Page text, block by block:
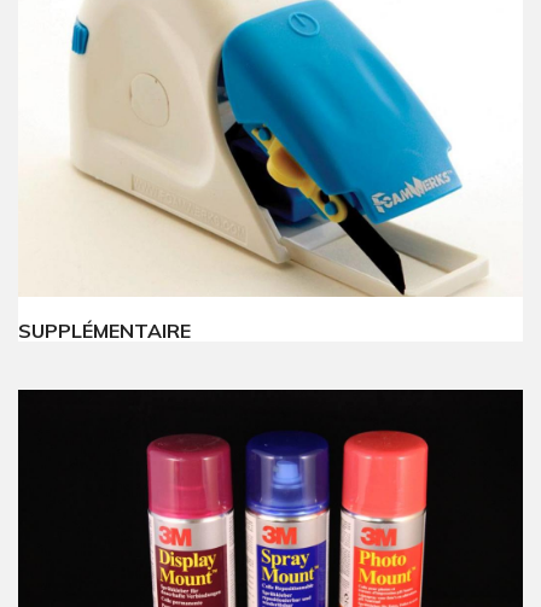
SUPPLÉMENTAIRE